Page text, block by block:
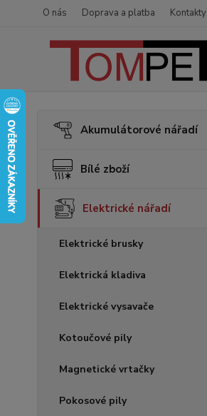
O nás Doprava a platba Kontakty
Akumulátorové nářadí
Bílé zboží
Elektrické nářadí
Elektrické brusky
Elektrická kladiva
Elektrické vysavače
Kotoučové pily
Magnetické vrtačky
Pokosové pily